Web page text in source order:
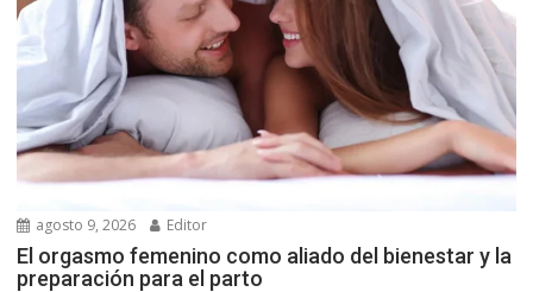
agosto 9, 2026 Editor
El orgasmo femenino como aliado del bienestar y la
preparación para el parto